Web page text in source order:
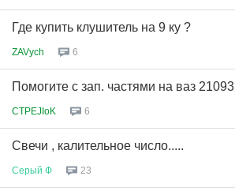
Где купить клушитель на 9 ку ?
ZAVych 6
Помогите с зап. частями на ваз 21093
CTPEJIoK 6
Свечи , калительное число.....
Серый Ф 23